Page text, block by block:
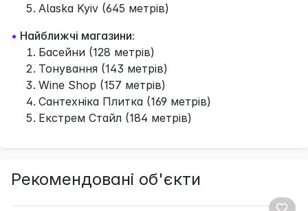
Alaska Kyiv (645 метрів)
• Найближчі магазини:
Басейни (128 метрів)
Тонування (143 метрів)
Wine Shop (157 метрів)
Сантехніка Плитка (169 метрів)
Екстрем Стайл (184 метрів)
Рекомендовані об'єкти